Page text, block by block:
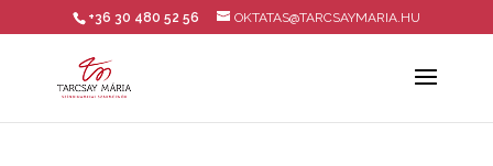
+36 30 480 52 56 OKTATAS@TARCSAYMARIA.HU